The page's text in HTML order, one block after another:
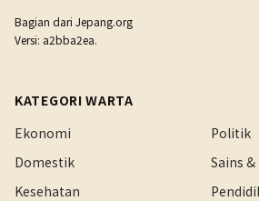
Bagian dari Jepang.org
Versi: a2bba2ea.
KATEGORI WARTA
Ekonomi
Politik
Domestik
Sains
Kesehatan